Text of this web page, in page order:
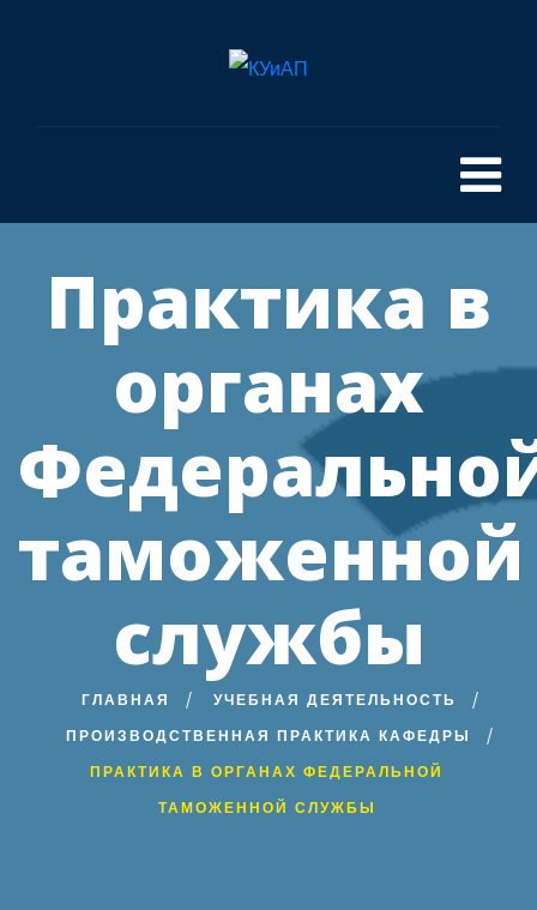
Практика в
органах
таможенной
службы
ГЛАВНАЯ
УЧЕБНАЯ ДЕЯТЕЛЬНОСТЬ
ПРОИЗВОДСТВЕННАЯ ПРАКТИКА КАФЕДРЫ
ПРАКТИКА В ОРГАНАХ ФЕДЕРАЛЬНОЙ
ТАМОЖЕННОЙ СЛУЖБЫ